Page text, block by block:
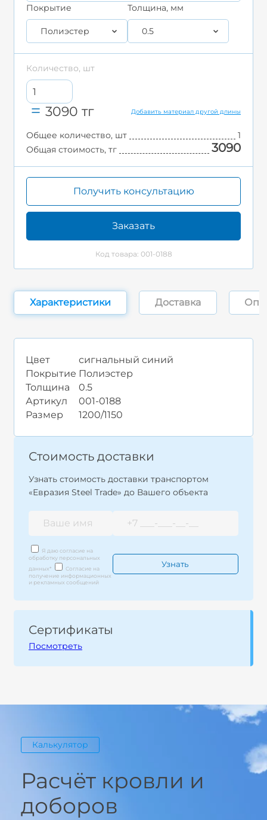
Покрытие
Полиэстер
Толщина, мм
0.5
Количество, шт
3090 тг Добавить материал другой длины
Общее количество, шт
1
Общая стоимость, тг
3090
Получить консультацию
Заказать
Код товара: 001-0188
Характеристики Доставка
Цвет
сигнальный синий
Покрытие Полиэстер
Толщина
0.5
Артикул
001-0188
Размер
1200/1150
Стоимость доставки
Узнать стоимость доставки транспортом
«Евразия Steel Trade» до Вашего объекта
Я даю согласие на
обработку персональных
данных*
Согласие на
получение информационных
и рекламных сообщений
Сертификаты
Посмотреть
Калькулятор
Расчёт кровли и
доборов